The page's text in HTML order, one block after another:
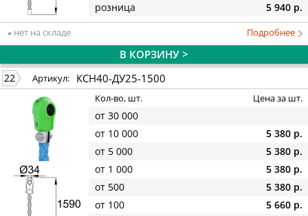
розница
5 940 р.
нет на складе Подробнее
В КОРЗИНУ >
22 Артикул: КСН40-ДУ25-1500
Кол-во, шт. Цена за шт.
от 30 000
от 10 000
5 380 р.
от 5 000
5 380 р.
от 1 000
5 380 р.
от 500
5 380 р.
от 100
5 660 р.